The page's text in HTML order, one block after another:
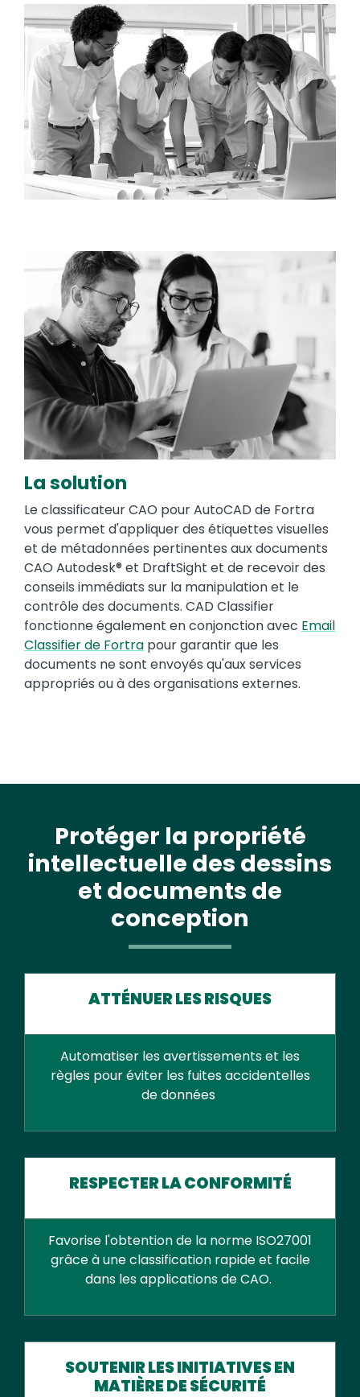
Image
La solution
Le classificateur CAO pour AutoCAD de Fortra
vous permet d'appliquer des étiquettes visuelles
et de métadonnées pertinentes aux documents
CAO Autodesk® et DraftSight et de recevoir des
conseils immédiats sur la manipulation et le
contrôle des documents. CAD Classifier
fonctionne également en conjonction avec Email
Classifier de Fortra pour garantir que les
documents ne sont envoyés qu'aux services
appropriés ou à des organisations externes.
Protéger la propriété
intellectuelle des dessins
et documents de
conception
ATTÉNUER LES RISQUES
Automatiser les avertissements et les
règles pour éviter les fuites accidentelles
de données
RESPECTER LA CONFORMITÉ
Favorise l'obtention de la norme ISO27001
grâce à une classification rapide et facile
dans les applications de CAO.
SOUTENIR LES INITIATIVES EN
MATIÈRE DE SÉCURITÉ